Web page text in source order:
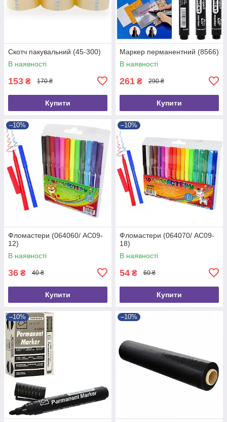
Скотч пакувальний (45-300)
В наявності
153 ₴ 170 ₴
Купити
Маркер перманентний (8566)
В наявності
261 ₴ 290 ₴
Купити
–10%
Фломастери (064060/ AC09-
12)
В наявності
36 ₴ 40 ₴
Купити
–10%
Фломастери (064070/ AC09-
18)
В наявності
54 ₴ 60 ₴
Купити
–10% –10%